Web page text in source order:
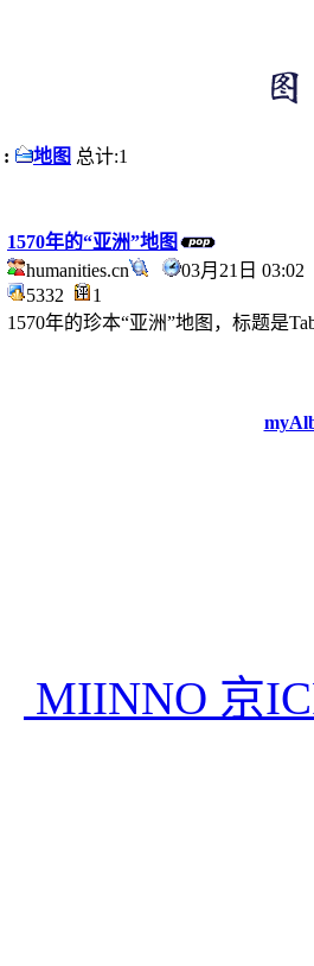
: 地图 总计:1
1570年的“亚洲”地图
humanities.cn
03月21日
5332
1
1570年的珍本“亚洲”地图，标题是
MIINNO 京